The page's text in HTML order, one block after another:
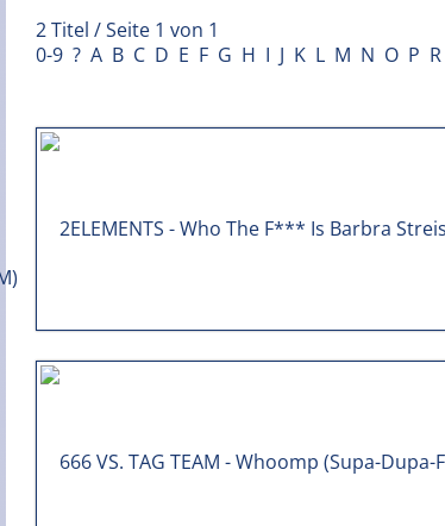
2 Titel / Seite 1 von 1
0-9 ? A B C D E F G H I J K L M N O P R